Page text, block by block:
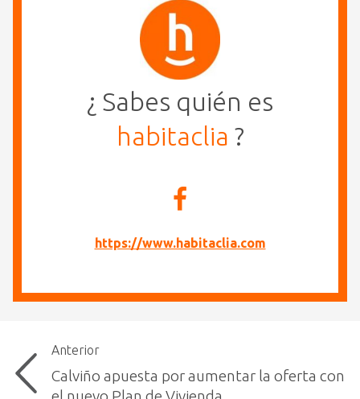
¿ Sabes quién es
habitaclia ?
https://www.habitaclia.com
Anterior
Calviño apuesta por aumentar la oferta con